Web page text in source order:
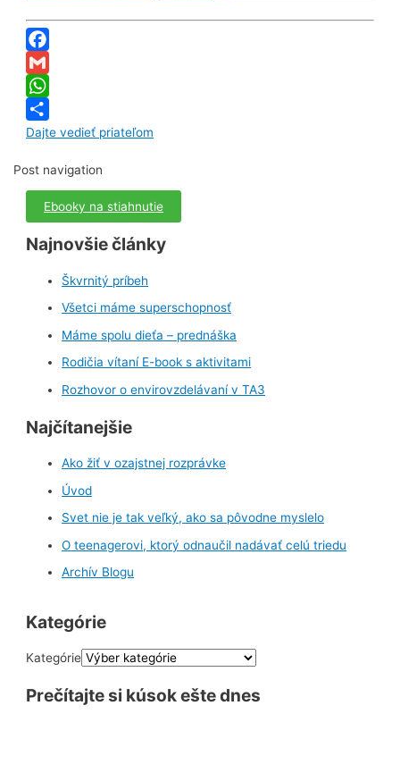
Facebook
Gmail
WhatsApp
Dajte vedieť priateľom
Post navigation
Ebooky na stiahnutie
Najnovšie články
Škvrnitý príbeh
Všetci máme superschopnosť
Máme spolu dieťa – prednáška
Rodičia vítaní E-book s aktivitami
Rozhovor o envirovzdelávaní v TA3
Najčítanejšie
Ako žiť v ozajstnej rozprávke
Úvod
Svet nie je tak veľký, ako sa pôvodne myslelo
O teenagerovi, ktorý odnaučil nadávať celú triedu
Archív Blogu
Kategórie
Kategórie
Prečítajte si kúsok ešte dnes